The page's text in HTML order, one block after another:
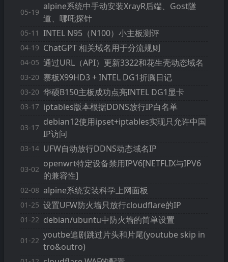
05-19
alpine系统中手动安装XrayR后端、Gost隧
道、哪吒探针
05-11 INTEL N95（N100）小主板测评
04-19 ChatGPT 相关域名用于分流规则
04-05 通过URL（API）更新3322和花生壳动态域名
03-20 寨板X99HD3 + INTEL DG1折腾日记
03-20 华硕B150主板成功点亮INTEL DG1显卡
03-17 iptables版本根据DDNS放行IP白名单
03-17
debian12使用ipset+iptables实现只允许中国
IP访问
03-14 UFW自动放行DDNS动态域名IP
03-02
openwrt特定设备禁用IPV6[NETFLIX与IPV6
的兼容性]
02-08 alpine系统安装科学上网面板
01-25 设置UFW防火墙只放行cloudflare的IP
01-22 debian/ubuntu中防火墙的简单设置
01-22
youtbe追剧跳过片头和片尾(youtube skip in
tro&outro)